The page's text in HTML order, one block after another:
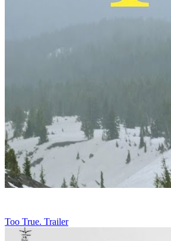
Too True. Trailer